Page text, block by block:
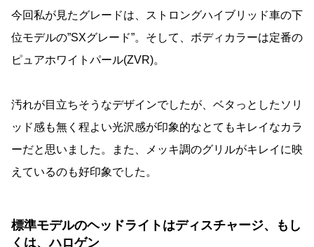
今回私が見たグレードは、ストロングハイブリッド車の下
位モデルの”SXグレード”。そして、ボディカラーは定番の
ピュアホワイトパール(ZVR)。
汚れが目立ちそうなデザインでしたが、ベタっとしたソリ
ッド感も無く程よい光沢感が印象的なとてもキレイなカラ
ーだと思いました。また、メッキ調のグリルがキレイに映
えているのも好印象でした。
標準モデルのヘッドライトはディスチャージ、もし
くは、ハロゲン